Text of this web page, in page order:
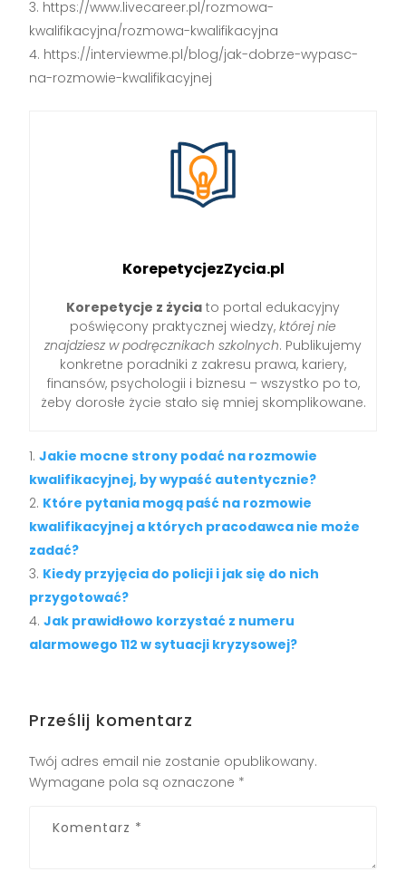
https://www.livecareer.pl/rozmowa-
kwalifikacyjna/rozmowa-kwalifikacyjna
https://interviewme.pl/blog/jak-dobrze-wypasc-
na-rozmowie-kwalifikacyjnej
KorepetycjezZycia.pl
Korepetycje z życia to portal edukacyjny
poświęcony praktycznej wiedzy, której nie
znajdziesz w podręcznikach szkolnych. Publikujemy
konkretne poradniki z zakresu prawa, kariery,
finansów, psychologii i biznesu – wszystko po to,
żeby dorosłe życie stało się mniej skomplikowane.
Jakie mocne strony podać na rozmowie
kwalifikacyjnej, by wypaść autentycznie?
Które pytania mogą paść na rozmowie
kwalifikacyjnej a których pracodawca nie może
zadać?
Kiedy przyjęcia do policji i jak się do nich
przygotować?
Jak prawidłowo korzystać z numeru
alarmowego 112 w sytuacji kryzysowej?
Prześlij komentarz
Twój adres email nie zostanie opublikowany.
Wymagane pola są oznaczone *